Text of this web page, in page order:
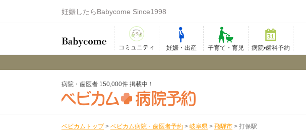
妊娠したらBabycome Since1998
コミュニティ 妊娠・出産 子育て・育児 病院•歯科予約
病院・歯医者 150,000件 掲載中！
ベビカムトップ > ベビカム病院・歯医者予約 > 岐阜県 > 飛騨市 > 打保駅